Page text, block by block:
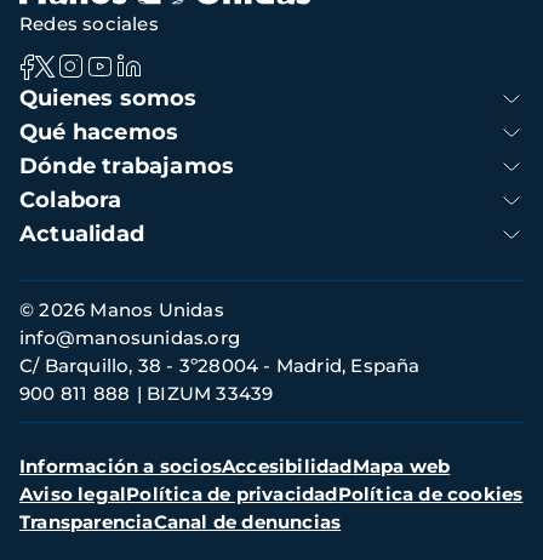
Navegación
principal
Quienes somos
Qué hacemos
Dónde trabajamos
Colabora
Actualidad
Redes sociales
Información
de
contacto
© 2026 Manos Unidas
C/ Barquillo, 38 - 3º28004 - Madrid, España
900 811 888
BIZUM 33439
info@manosunidas.org
Menú
secundario
Información a sociosAccesibilidadMapa web
Aviso legalPolítica de privacidadPolítica de cookies
TransparenciaCanal de denuncias